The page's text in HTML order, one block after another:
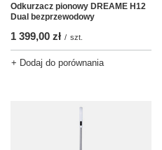
Odkurzacz pionowy DREAME H12
Dual bezprzewodowy
1 399,00 zł / szt.
+ Dodaj do porównania